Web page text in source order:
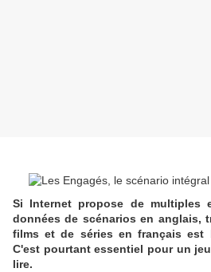
Si Internet propose de multiples
données de scénarios en anglais,
films et de séries en français est
C'est pourtant essentiel pour un
lire.